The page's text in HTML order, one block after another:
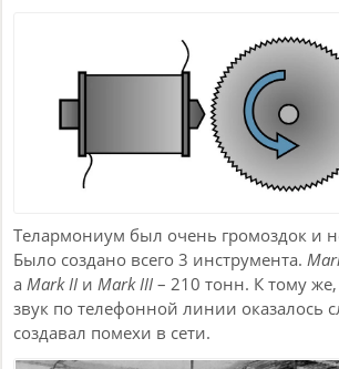
Телармониум был очень громоздок и
Было создано всего 3 инструмента.
а Mark II и Mark III – 210 тонн. К тому же,
звук по телефонной линии оказалось
создавал помехи в сети.